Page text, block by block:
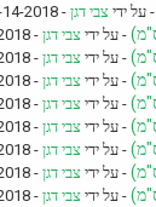
- על ידי צבי דגן - 02-14-2018, 04:41 PM
- על ידי צבי דגן - 02-14-2018, 09:22 PM
- על ידי צבי דגן - 02-14-2018, 09:42 PM
- על ידי צבי דגן - 02-14-2018, 10:06 PM
- על ידי צבי דגן - 02-14-2018, 10:18 PM
- על ידי צבי דגן - 02-14-2018, 10:29 PM
- על ידי צבי דגן - 02-15-2018, 07:37 AM
- על ידי צבי דגן - 02-15-2018, 08:04 AM
- על ידי צבי דגן - 02-15-2018, 10:30 AM